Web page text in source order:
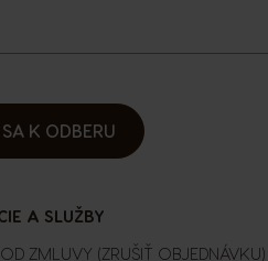
K ODBERU
A SLUŽBY
ZMLUVY (ZRUŠIŤ OBJEDNÁVKU)